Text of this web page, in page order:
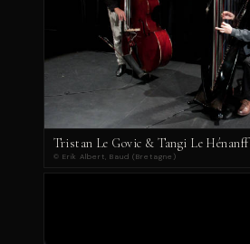
Tristan Le Govic & Tangi Le Hénanff
© Erik Albert, Baud (Bretagne)